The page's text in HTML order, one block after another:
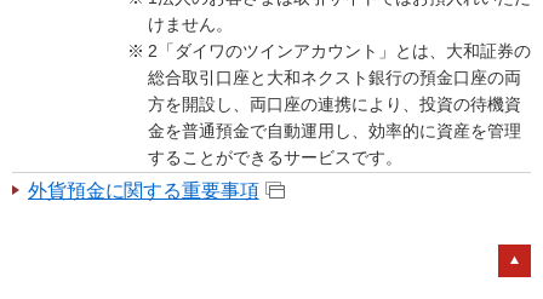
けません。
2「ダイワのツインアカウント」とは、大和証券の
総合取引口座と大和ネクスト銀行の預金口座の両
方を開設し、両口座の連携により、投資の待機資
金を普通預金で自動運用し、効率的に資産を管理
することができるサービスです。
外貨預金に関する重要事項